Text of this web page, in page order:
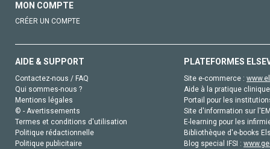
MON COMPTE
CRÉER UN COMPTE
AIDE & SUPPORT
Contactez-nous / FAQ
Qui sommes-nous ?
Mentions légales
© - Avertissements
Termes et conditions d'utilisation
Politique rédactionnelle
Politique publicitaire
PLATEFORMES
Site e-commerce :
Aide à la pratique
Portail pour les
Site d'information sur
E-learning pour les
Bibliothèque d'e-books
Blog special IFSI :